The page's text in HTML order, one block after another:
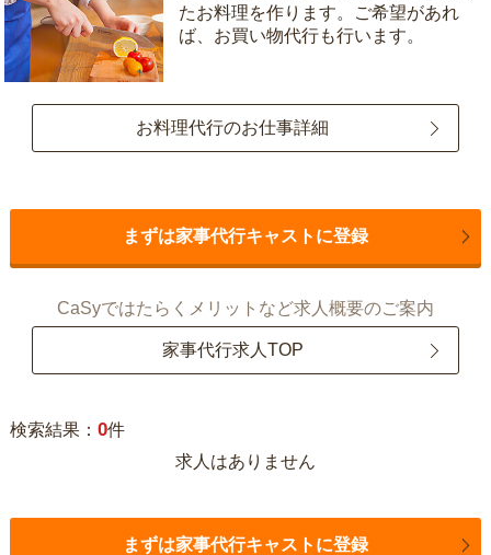
たお料理を作ります。ご希望があれ
ば、お買い物代行も行います。
お料理代行のお仕事詳細
まずは家事代行キャストに登録
CaSyではたらくメリットなど求人概要のご案内
家事代行求人TOP
検索結果： 0件
求人はありません
まずは家事代行キャストに登録